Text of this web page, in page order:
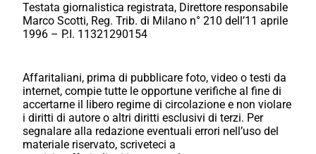
Testata giornalistica registrata, Direttore responsabile
Marco Scotti, Reg. Trib. di Milano n° 210 dell’11 aprile
1996 – P.I. 11321290154
Affaritaliani, prima di pubblicare foto, video o testi da
internet, compie tutte le opportune verifiche al fine di
accertarne il libero regime di circolazione e non violare
i diritti di autore o altri diritti esclusivi di terzi. Per
segnalare alla redazione eventuali errori nell’uso del
materiale riservato, scriveteci a